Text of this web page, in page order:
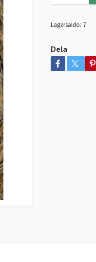
Lagersaldo: 7
Dela